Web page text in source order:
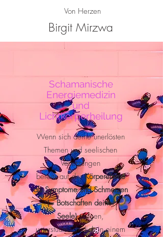
Von Herzen
Birgit Mirzwa
Schamanische
Energiemedizin
und
Lichtkörperheilung
Wenn sich deine unerlösten
Themen und seelischen
Verletzungen
bereits auf derKörperebene
als Symptome und Schmerzen
(= Botschaften deiner
Seele)zeigen,
unterstütze ich dich in einem